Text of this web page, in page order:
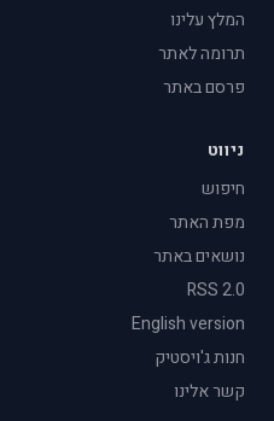
המלץ עלינו
תרומה לאתר
פרסם באתר
ניווט
חיפוש
מפת האתר
נושאים באתר
RSS 2.0
English version
חנות ג'ויסטיק
קשר אלינו